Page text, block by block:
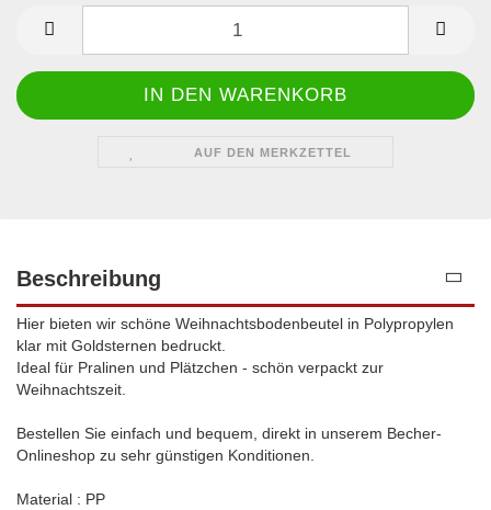
AUF DEN MERKZETTEL
Beschreibung
Hier bieten wir schöne Weihnachtsbodenbeutel in Polypropylen
klar mit Goldsternen bedruckt.
Ideal für Pralinen und Plätzchen - schön verpackt zur
Weihnachtszeit.
Bestellen Sie einfach und bequem, direkt in unserem Becher-
Onlineshop zu sehr günstigen Konditionen.
Material : PP